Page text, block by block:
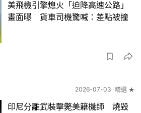
美飛機引擎熄火「迫降高速公路」
畫面曝 貨車司機驚喊：差點被撞
2026-07-03 精選 ★
印尼分離武裝擊斃美籍機師 燒毀